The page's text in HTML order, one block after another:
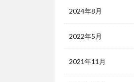
2024年8月
2022年5月
2021年11月